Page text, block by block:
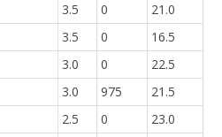
3.5 0
21.0
3.5 0
16.5
3.0 0
22.5
3.0 975
21.5
2.5 0
23.0